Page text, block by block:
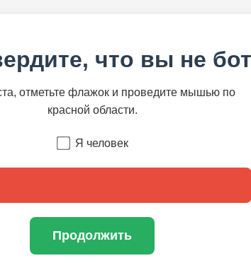
что вы не бот
отметьте флажок и проведите мышью по
красной области.
Я человек
Продолжить